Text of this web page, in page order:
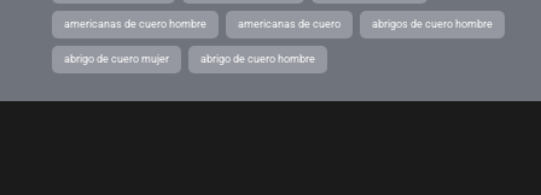
americanas de cuero hombre americanas de cuero abrigos de cuero hombre
abrigo de cuero mujer abrigo de cuero hombre